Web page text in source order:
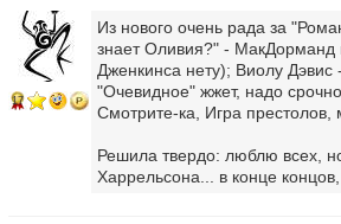
17
Из нового очень рада за
знает Оливия?" - МакДорманд
Дженкинса нету); Виолу Дэвис
"Очевидное" жжет, надо
Смотрите-ка, Игра престолов,
Решила твердо: люблю всех,
Харрельсона... в конце концов,